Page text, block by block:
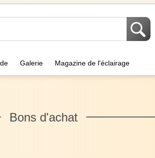
Galerie Magazine de l'éclairage
Bons d'achat